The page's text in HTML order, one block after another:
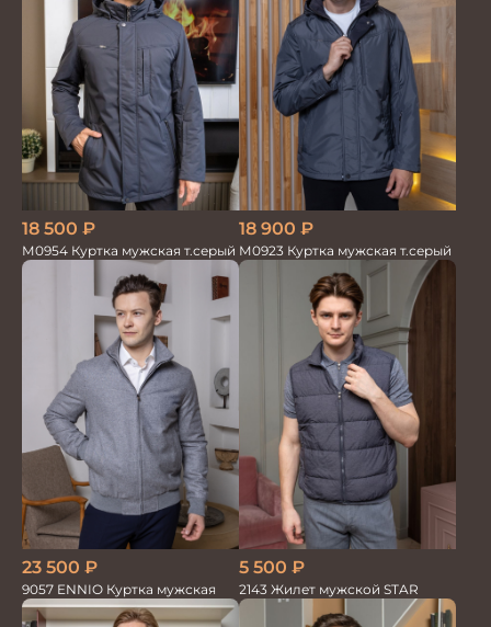
18 500 ₽
М0954 Куртка мужская т.серый
18 900 ₽
М0923 Куртка мужская т.серый
23 500 ₽
9057 ENNIO Куртка мужская
5 500 ₽
2143 Жилет мужской STAR